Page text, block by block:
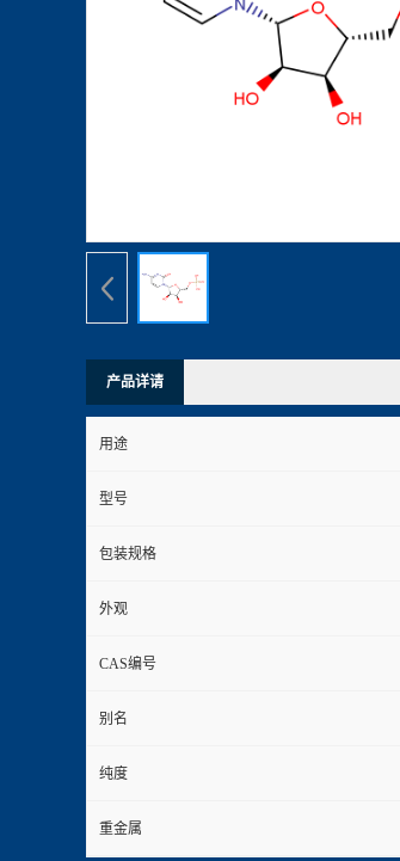
产品详请
用途
型号
包装规格
外观
CAS编号
别名
纯度
重金属